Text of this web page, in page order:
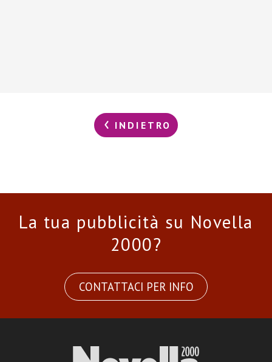
INDIETRO
La tua pubblicità su Novella
2000?
CONTATTACI PER INFO